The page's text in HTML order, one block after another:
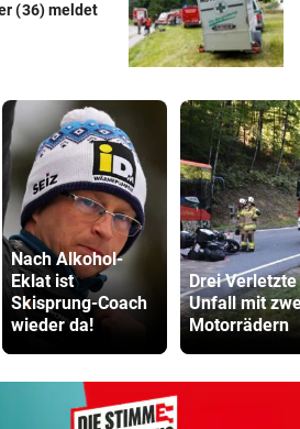
(36) meldet
Nach Alkohol-
Eklat ist
Skisprung-Coach
wieder da!
Drei
Unfall mit
Motorrädern